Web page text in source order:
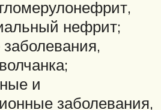
нефрит;
и
заболевания,